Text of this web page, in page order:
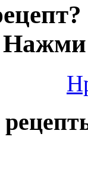
Нажми